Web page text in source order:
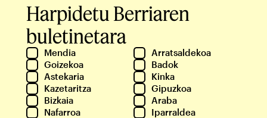
Harpidetu Berriaren
buletinetara
Mendia
Arratsaldekoa
Goizekoa
Badok
Astekaria
Kinka
Kazetaritza
Gipuzkoa
Bizkaia
Araba
Nafarroa
Iparraldea